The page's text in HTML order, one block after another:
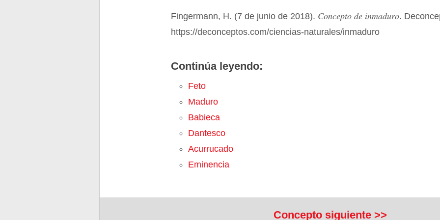
Fingermann, H. (7 de junio de 2018). Concepto de inmaduro.
https://deconceptos.com/ciencias-naturales/inmaduro
Continúa leyendo:
Feto
Maduro
Babieca
Dantesco
Acurrucado
Eminencia
Concepto siguiente >>